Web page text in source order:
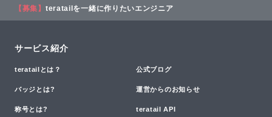
【募集】 teratailを一緒に作りたいエンジニア
サービス紹介
teratailとは？ 公式ブログ
バッジとは? 運営からのお知らせ
称号とは? teratail API